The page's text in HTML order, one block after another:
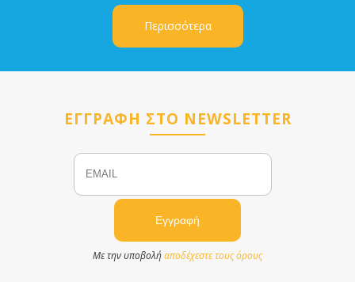
Περισσότερα
ΕΓΓΡΑΦΗ ΣΤΟ NEWSLETTER
Email
Με την υποβολήαποδέχεστε τους όρους